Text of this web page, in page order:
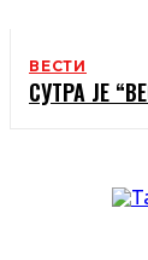
ВЕСТИ
СУТРА ЈЕ